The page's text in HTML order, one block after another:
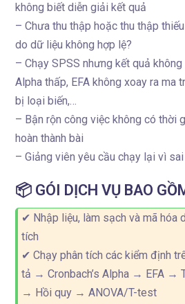
không biết diễn giải kết quả
– Chưa thu thập hoặc thu thập
do dữ liệu không hợp lệ?
– Chạy SPSS nhưng kết quả không
Alpha thấp, EFA không xoay ra ma
bị loại biến,…
– Bận rộn công việc không có thời
hoàn thành bài
– Giảng viên yêu cầu chạy lại vì
📦 GÓI DỊCH VỤ BAO
✔ Nhập liệu, làm sạch và mã hóa
tích
✔ Chạy phân tích các kiểm định
tả → Cronbach’s Alpha → EFA →
→ Hồi quy → ANOVA/T-test